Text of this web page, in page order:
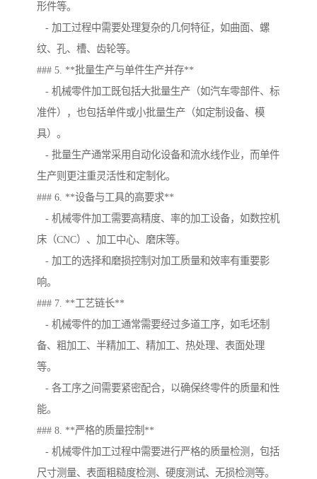
形件等。
- 加工过程中需要处理复杂的几何特征，如曲面、螺
纹、孔、槽、齿轮等。
### 5. **批量生产与单件生产并存**
- 机械零件加工既包括大批量生产（如汽车零部件、标
准件），也包括单件或小批量生产（如定制设备、模
具）。
- 批量生产通常采用自动化设备和流水线作业，而单件
生产则更注重灵活性和定制化。
### 6. **设备与工具的高要求**
- 机械零件加工需要高精度、率的加工设备，如数控机
床（CNC）、加工中心、磨床等。
- 加工的选择和磨损控制对加工质量和效率有重要影
响。
### 7. **工艺链长**
- 机械零件的加工通常需要经过多道工序，如毛坯制
备、粗加工、半精加工、精加工、热处理、表面处理
等。
- 各工序之间需要紧密配合，以确保终零件的质量和性
能。
### 8. **严格的质量控制**
- 机械零件加工过程中需要进行严格的质量检测，包括
尺寸测量、表面粗糙度检测、硬度测试、无损检测等。